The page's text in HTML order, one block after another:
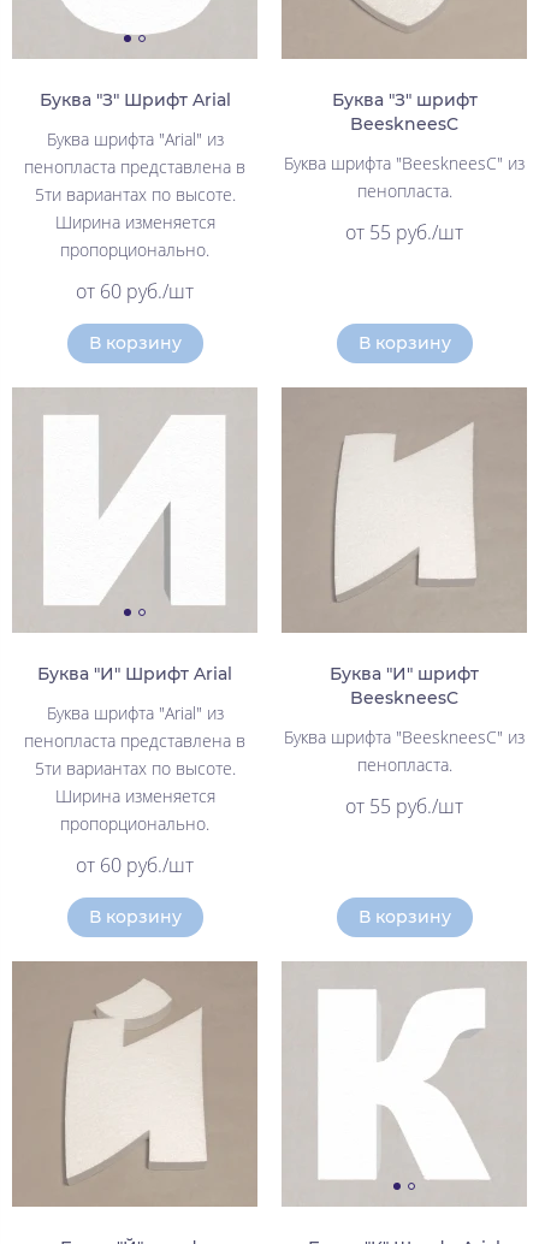
Буква "З" Шрифт Arial
Буква шрифта "Arial" из
пенопласта представлена в
5ти вариантах по высоте.
Ширина изменяется
пропорционально.
от 60 руб./шт
В корзину
Буква "З" шрифт
BeeskneesC
Буква шрифта "BeeskneesC" из
пенопласта.
от 55 руб./шт
В корзину
Буква "И" Шрифт Arial
Буква шрифта "Arial" из
пенопласта представлена в
5ти вариантах по высоте.
Ширина изменяется
пропорционально.
от 60 руб./шт
В корзину
Буква "И" шрифт
BeeskneesC
Буква шрифта "BeeskneesC" из
пенопласта.
от 55 руб./шт
В корзину